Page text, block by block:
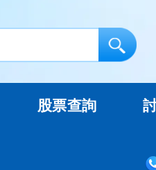
股票查詢